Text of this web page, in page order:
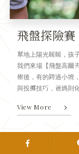
飛盤探險賽
草地上陽光暖暖，孩
我們來場【飛盤高爾
樹後，有的跨過小坡
與投擲技巧，爸媽則
View More